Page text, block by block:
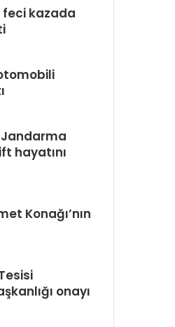
feci kazada
Jandarma
hayatını
Konağı’nın
onayı